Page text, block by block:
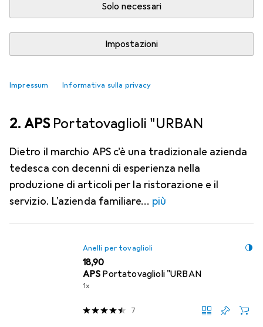
Solo necessari
Impostazioni
Impressum Informativa sulla privacy
da 2 Pezzi
Boltze HomeAppetito
1x
1
2. APSPortatovaglioli "URBAN
Dietro il marchio APS c'è una tradizionale azienda
tedesca con decenni di esperienza nella
produzione di articoli per la ristorazione e il
servizio. L'azienda familiare
più
Anelli per tovaglioli
EUR
18,90
APS Portatovaglioli "URBAN
1x
7